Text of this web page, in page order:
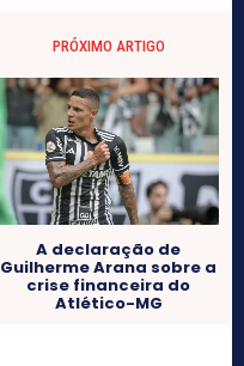
PRÓXIMO ARTIGO
A declaração de
Guilherme Arana sobre a
crise financeira do
Atlético-MG